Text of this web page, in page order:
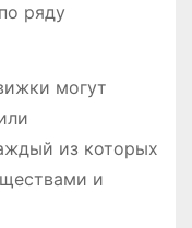
ряду
могут
из которых
и